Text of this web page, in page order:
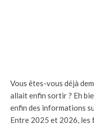
Vous êtes-vous déjà
allait enfin sortir ? Eh
enfin des informations
Entre 2025 et 2026, les